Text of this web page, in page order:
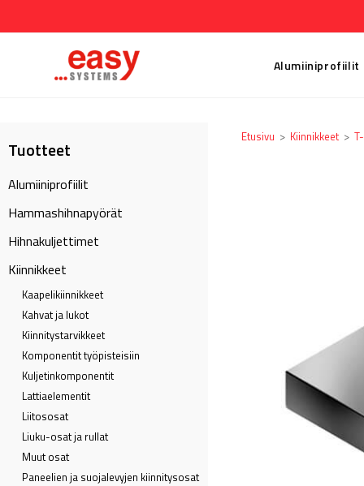
Alumiiniprofiilit
Tuotteet
Alumiiniprofiilit
Hammashihnapyörät
Hihnakuljettimet
Kiinnikkeet
Kaapeli­kiinnikkeet
Kahvat ja lukot
Kiinnitystarvikkeet
Komponentit työpisteisiin
Kuljetin­komponentit
Lattia­elementit
Liitososat
Liuku-osat ja rullat
Muut osat
Paneelien ja suojalevyjen kiinnitysosat
Etusivu > Kiinnikkeet >